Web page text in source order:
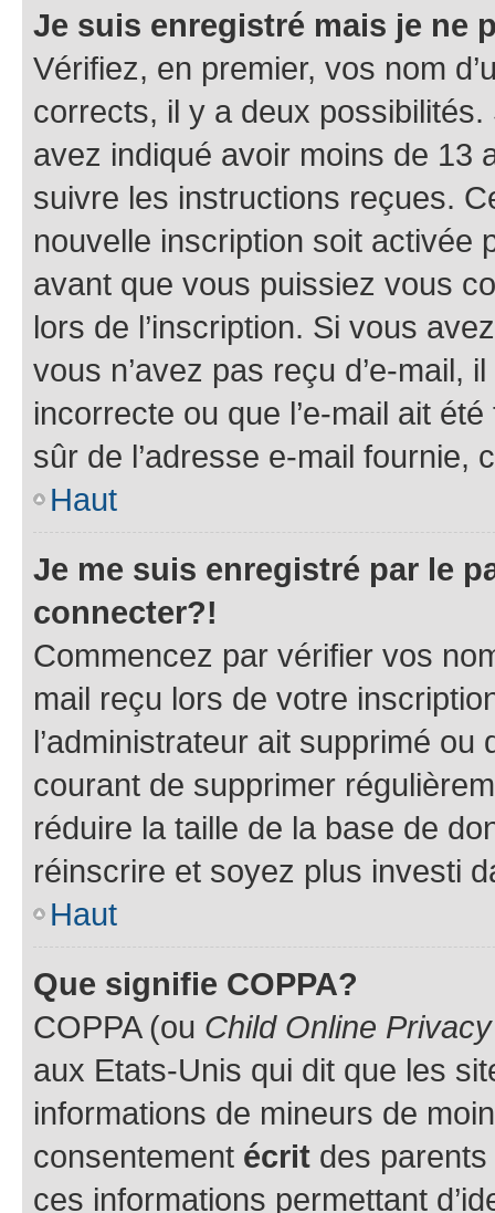
Je suis enregistré mais je ne
Vérifiez, en premier, vos nom
corrects, il y a deux
avez indiqué avoir moins de 13
suivre les instructions reçues.
nouvelle inscription soit activée
avant que vous puissiez vous
lors de l’inscription. Si vous
vous n’avez pas reçu d’e-mail,
incorrecte ou que l’e-mail ait
sûr de l’adresse e-mail fournie,
Haut
Je me suis enregistré par le
connecter?!
Commencez par vérifier vos
mail reçu lors de votre
l’administrateur ait supprimé
courant de supprimer
réduire la taille de la base de
réinscrire et soyez plus investi
Haut
Que signifie COPPA?
COPPA (ou Child Online
aux Etats-Unis qui dit que les
informations de mineurs de
consentement écrit des parents
ces informations permettant